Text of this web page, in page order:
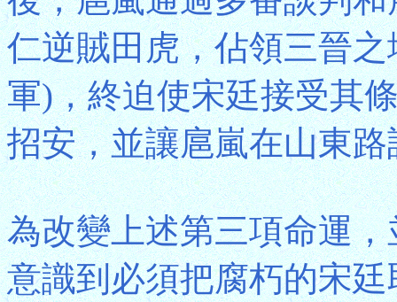
仁逆賊田虎，佔領三晉
軍)，終迫使宋廷接受其
招安，並讓扈嵐在山東
為改變上述第三項命運
意識到必須把腐朽的宋